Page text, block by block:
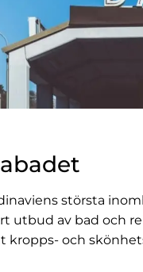
största
utbud av bad och
kropps- och